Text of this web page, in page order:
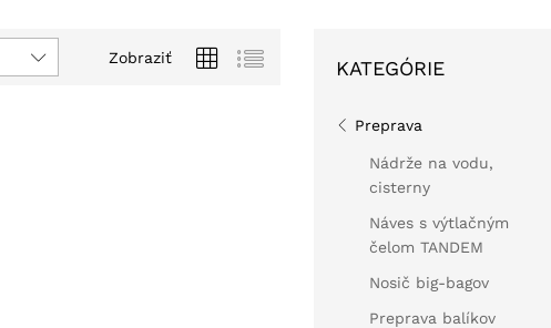
Zobraziť KATEGÓRIE
Preprava
Nádrže na vodu,
cisterny
Náves s výtlačným
čelom TANDEM
Nosič big-bagov
Preprava balíkov